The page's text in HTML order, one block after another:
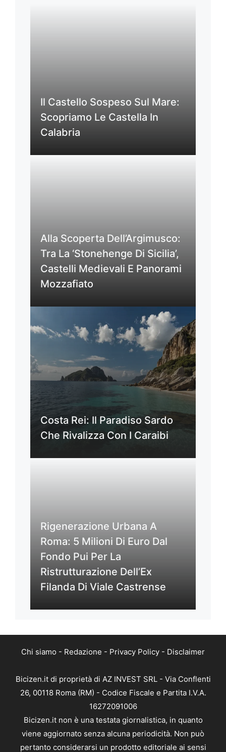
Il Castello Sospeso Sul Mare:
Scopriamo Le Castella In
Calabria
Alla Scoperta Dell’Argimusco:
Tra La ‘Stonehenge Di Sicilia’,
Castelli Medievali E Panorami
Mozzafiato
Costa Rei: Il Paradiso Sardo
Che Rivalizza Con I Caraibi
Rigenerazione Urbana A
Roma: 5 Milioni Di Euro Dal
Fondo Pui Per La
Ristrutturazione Dell’Ex
Filanda Di Viale Castrense
Chi siamo - Redazione - Privacy Policy - Disclaimer
Bicizen.it di proprietà di AZ INVEST SRL - Via Conflenti
26, 00118 Roma (RM) - Codice Fiscale e Partita I.V.A.
16272091006
Bicizen.it non è una testata giornalistica, in quanto
viene aggiornato senza alcuna periodicità. Non può
pertanto considerarsi un prodotto editoriale ai sensi